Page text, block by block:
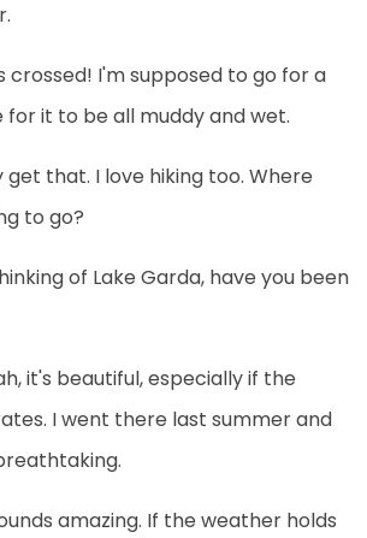
crossed! I'm supposed to go for a
for it to be all muddy and wet.
get that. I love hiking too. Where
to go?
of Lake Garda, have you been
it's beautiful, especially if the
I went there last summer and
amazing. If the weather holds